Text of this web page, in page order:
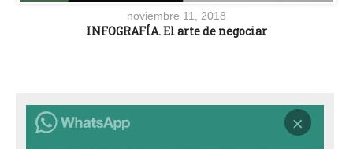
noviembre 11, 2018
INFOGRAFÍA. El arte de negociar